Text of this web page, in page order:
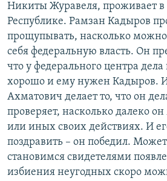
Никиты Журавеля, проживает в
Республике. Рамзан Кадыров
прощупывать, насколько
себя федеральную власть. Он
что у федерального центра
хорошо и ему нужен Кадыров.
Ахматович делает то, что он
проверяет, насколько далеко
или иных своих действиях. И
поздравить – он победил.
становимся свидетелями
избиения неугодных скоро